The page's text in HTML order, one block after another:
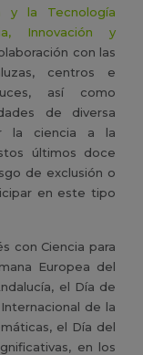
y la Tecnología
Innovación y
con las
centros e
así como
de diversa
la ciencia a la
últimos doce
de exclusión o
en este tipo
con Ciencia para
Europea del
el Día de
de la
el Día del
en los